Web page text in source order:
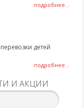
подробнее...
детей
подробнее...
И АКЦИИ